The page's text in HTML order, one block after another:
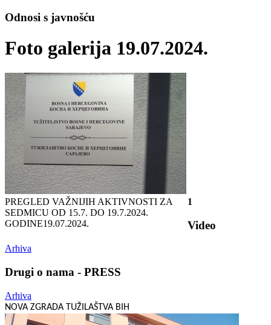
Odnosi s javnošću
Foto galerija 19.07.2024.
PREGLED VAŽNIJIH AKTIVNOSTI ZA
SEDMICU OD 15.7. DO 19.7.2024.
GODINE19.07.2024.
1
Video
Arhiva
Drugi o nama - PRESS
Arhiva
NOVA ZGRADA TUŽILAŠTVA BIH